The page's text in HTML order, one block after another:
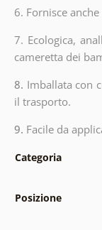
6. Fornisce
7. Ecologica,
cameretta dei
8. Imballata con
il trasporto.
9. Facile da
Categoria
Posizione